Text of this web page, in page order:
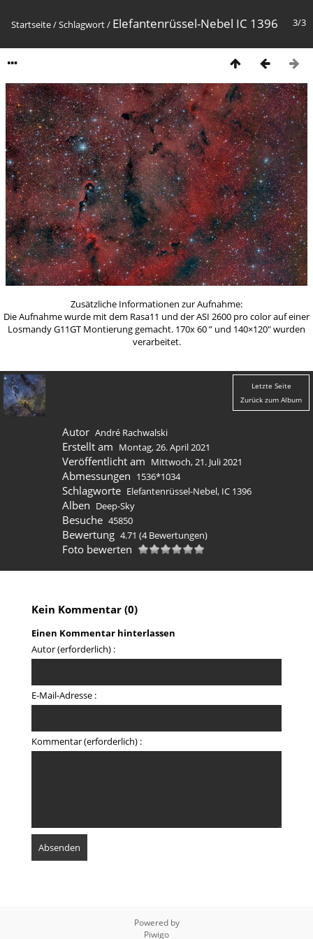
3/3
Startseite/Schlagwort/ Elefantenrüssel-Nebel IC 1396
Zusätzliche Informationen zur Aufnahme:
Die Aufnahme wurde mit dem Rasa11 und der ASI 2600 pro color auf einer
Losmandy G11GT Montierung gemacht. 170x 60 ” und 140×120″ wurden
verarbeitet.
Letzte Seite
Zurück zum Album
Autor André Rachwalski
Erstellt am Montag, 26. April 2021
Veröffentlicht am Mittwoch, 21. Juli 2021
Abmessungen 1536*1034
Schlagworte Elefantenrüssel-Nebel, IC 1396
Alben Deep-Sky
Besuche 45850
Bewertung 4.71 (4 Bewertungen)
Foto bewerten
Kein Kommentar (0)
Einen Kommentar hinterlassen
Autor (erforderlich) :
E-Mail-Adresse :
Kommentar (erforderlich) :
Powered by
Piwigo